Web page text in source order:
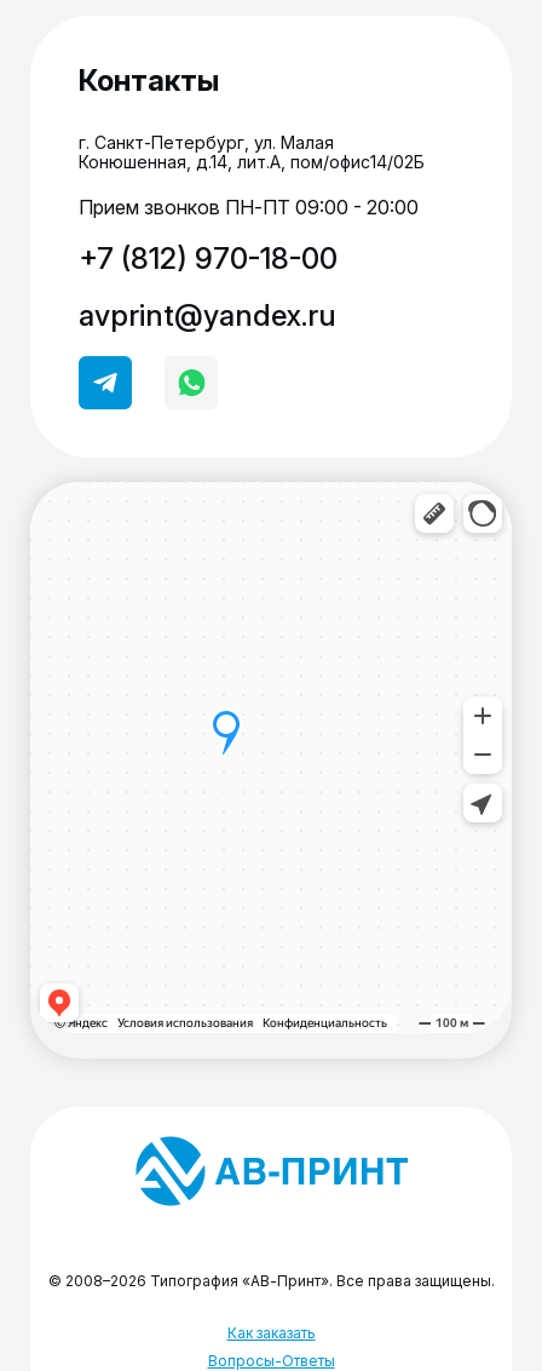
Контакты
г. Санкт-Петербург, ул. Малая
Конюшенная, д.14, лит.А, пом/офис14/02Б
Прием звонков ПН-ПТ 09:00 - 20:00
+7 (812) 970-18-00
avprint@yandex.ru
© 2008–2026 Типография «АВ-Принт». Все права защищены.
Как заказать
Вопросы-Ответы